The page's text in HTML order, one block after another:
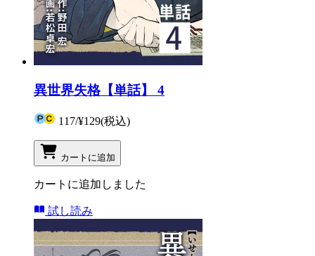
異世界失格【単話】 4
117/¥129(税込)
カートに追加
カートに追加しました
試し読み